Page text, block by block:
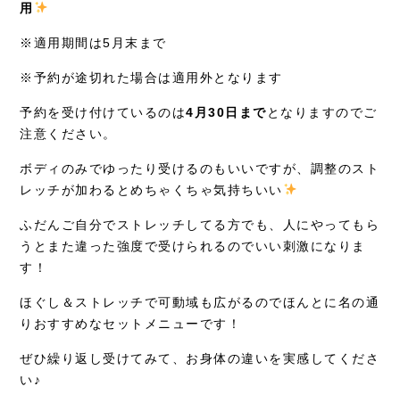
用
※適用期間は5月末まで
※予約が途切れた場合は適用外となります
予約を受け付けているのは4月30日までとなりますのでご
注意ください。
ボディのみでゆったり受けるのもいいですが、調整のスト
レッチが加わるとめちゃくちゃ気持ちいい
ふだんご自分でストレッチしてる方でも、人にやってもら
うとまた違った強度で受けられるのでいい刺激になりま
す！
ほぐし＆ストレッチで可動域も広がるのでほんとに名の通
りおすすめなセットメニューです！
ぜひ繰り返し受けてみて、お身体の違いを実感してくださ
い♪